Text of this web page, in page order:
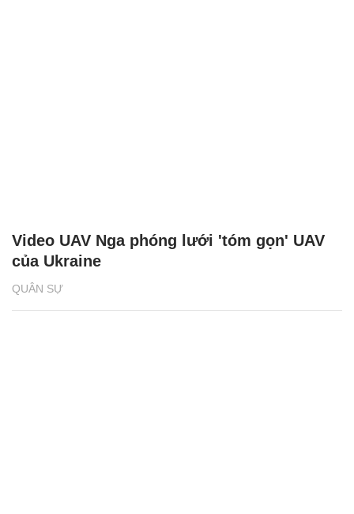
QUÂN SỰ
Video UAV Nga phóng lưới 'tóm gọn' UAV
của Ukraine